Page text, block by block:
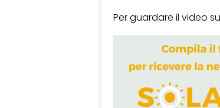
Per guardare il video